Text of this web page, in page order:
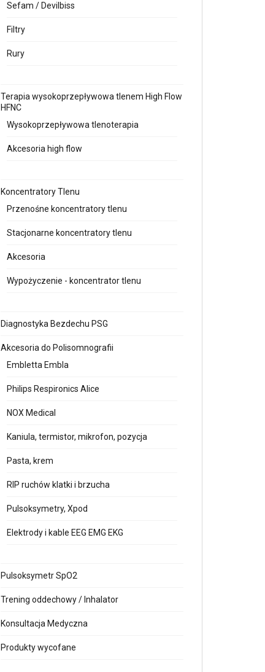
Sefam / Devilbiss
Filtry
Rury
Terapia wysokoprzepływowa tlenem High Flow
HFNC
Wysokoprzepływowa tlenoterapia
Akcesoria high flow
Koncentratory Tlenu
Przenośne koncentratory tlenu
Stacjonarne koncentratory tlenu
Akcesoria
Wypożyczenie - koncentrator tlenu
Diagnostyka Bezdechu PSG
Akcesoria do Polisomnografii
Embletta Embla
Philips Respironics Alice
NOX Medical
Kaniula, termistor, mikrofon, pozycja
Pasta, krem
RIP ruchów klatki i brzucha
Pulsoksymetry, Xpod
Elektrody i kable EEG EMG EKG
Pulsoksymetr SpO2
Trening oddechowy / Inhalator
Konsultacja Medyczna
Produkty wycofane